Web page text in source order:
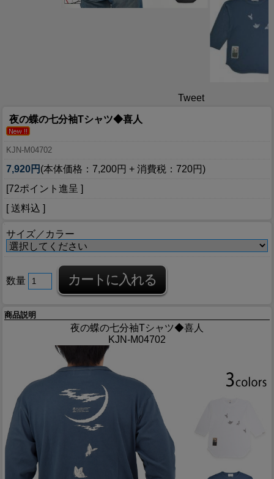
Tweet
夜の蝶の七分袖Tシャツ◆喜人
KJN-M04702
7,920円 (本体価格：7,200円 + 消費税：720円)
[72ポイント進呈 ]
[ 送料込 ]
サイズ／カラー
数量
商品説明
夜の蝶の七分袖Tシャツ◆喜人
KJN-M04702